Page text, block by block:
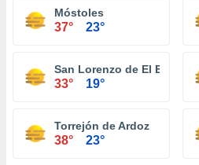
Móstoles
37° 23°
San Lorenzo de El Escorial
33° 19°
Torrejón de Ardoz
38° 23°